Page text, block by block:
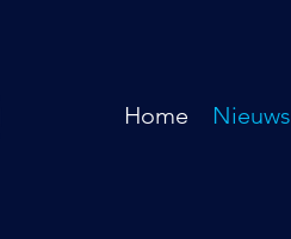
Home Nieuws